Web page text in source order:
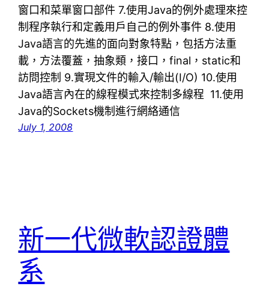
窗口和菜單窗口部件 7.使用Java的例外處理來控
制程序執行和定義用戶自己的例外事件 8.使用
Java語言的先進的面向對象特點，包括方法重
載，方法覆蓋，抽象類，接口，final，static和
訪問控制 9.實現文件的輸入/輸出(I/O) 10.使用
Java語言內在的線程模式來控制多線程 11.使用
Java的Sockets機制進行網絡通信
July 1, 2008
新一代微軟認證體
系